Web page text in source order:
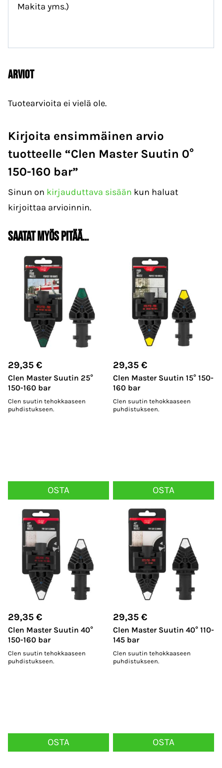
Makita yms.)
Arviot
Tuotearvioita ei vielä ole.
Kirjoita ensimmäinen arvio
tuotteelle “Clen Master Suutin 0°
150-160 bar”
Sinun on kirjauduttava sisään kun haluat
kirjoittaa arvioinnin.
Saatat myös pitää…
29,35 €
Clen Master Suutin 25°
150-160 bar
Clen suutin tehokkaaseen
puhdistukseen.
OSTA
29,35 €
Clen Master Suutin 15° 150-
160 bar
Clen suutin tehokkaaseen
puhdistukseen.
OSTA
29,35 €
Clen Master Suutin 40°
150-160 bar
Clen suutin tehokkaaseen
puhdistukseen.
OSTA
29,35 €
Clen Master Suutin 40° 110-
145 bar
Clen suutin tehokkaaseen
puhdistukseen.
OSTA